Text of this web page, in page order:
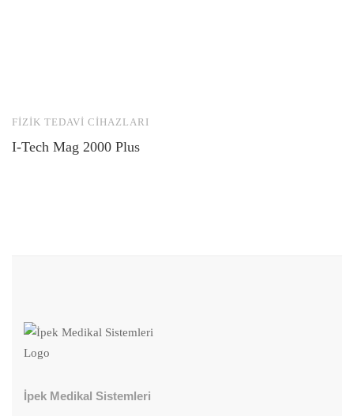
FIZIK TEDAVI CIHAZLARI
I-Tech Mag 2000 Plus
İpek Medikal Sistemleri